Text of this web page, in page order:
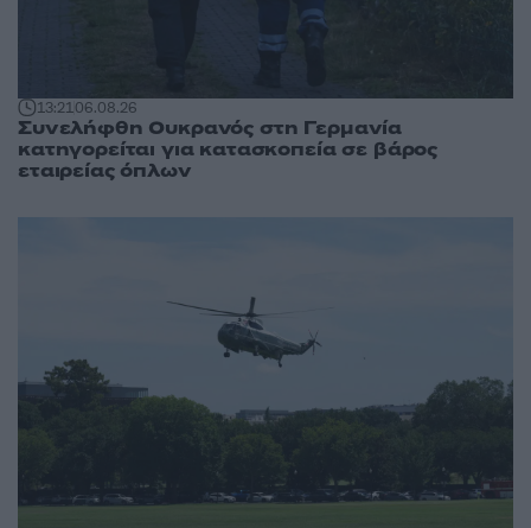
13:2106.08.26
Συνελήφθη Ουκρανός στη Γερμανία
κατηγορείται για κατασκοπεία σε βάρος
εταιρείας όπλων